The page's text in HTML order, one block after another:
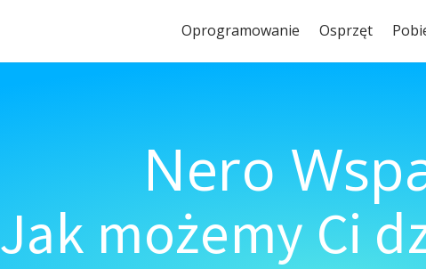
Oprogramowanie Osprzęt
Nero
Jak możemy Ci